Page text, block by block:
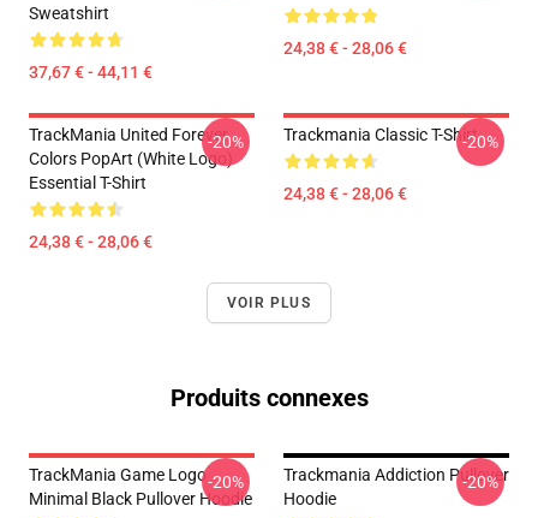
Sweatshirt
37,67 € - 44,11 €
24,38 € - 28,06 €
TrackMania United Forever
Colors PopArt (White Logo)
Essential T-Shirt
24,38 € - 28,06 €
-20% Trackmania Classic T-Shirt
24,38 € - 28,06 €
-20%
VOIR PLUS
Produits connexes
TrackMania Game Logo
Minimal Black Pullover Hoodie
-20%
Trackmania Addiction Pullover
Hoodie
-20%